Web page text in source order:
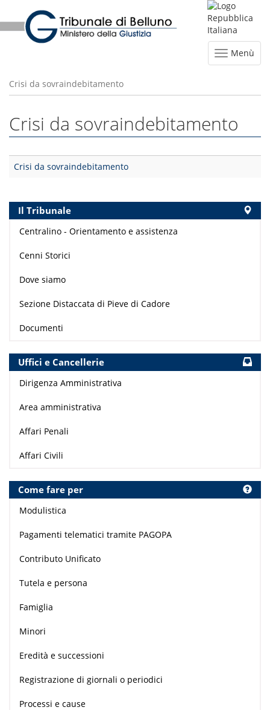
Menù
Crisi da sovraindebitamento
Crisi da sovraindebitamento
Crisi da sovraindebitamento
Il Tribunale
Centralino - Orientamento e assistenza
Cenni Storici
Dove siamo
Sezione Distaccata di Pieve di Cadore
Documenti
Uffici e Cancellerie
Dirigenza Amministrativa
Area amministrativa
Affari Penali
Affari Civili
Come fare per
Modulistica
Pagamenti telematici tramite PAGOPA
Contributo Unificato
Tutela e persona
Famiglia
Minori
Eredità e successioni
Registrazione di giornali o periodici
Processi e cause